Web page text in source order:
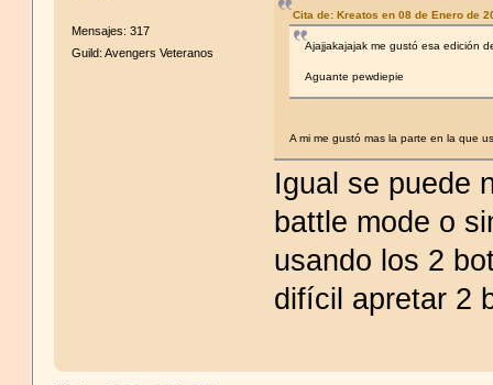
Mensajes: 317
Guild: Avengers Veteranos
Cita de: Kreatos en 08 de Enero de
Ajajjakajajak me gustó esa edición
Aguante pewdiepie
A mi me gustó mas la parte en la que
Igual se puede
battle mode o
usando los 2
difícil apretar 2